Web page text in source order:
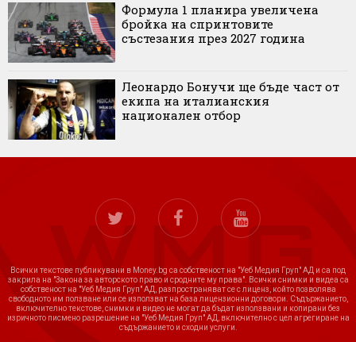
Формула 1 планира увеличена
бройка на спринтовите
състезания през 2027 година
Леонардо Бонучи ще бъде част от
екипа на италианския
национален отбор
Всички текстове публикувани в Money.bg са собственост на "Уеб Медия Груп" АД и са под
закрила на "Закона за авторското право и сродните му права". Всички снимки и видеа са
собственост на "Уеб Медия Груп" АД, разпространяват се с лиценз, който позволява
свободното им ползване или се използват на база лицензионни договори. Съдържанието,
включително текстове, снимки и видео не могат да бъдат използвани и копирани без
изричното писмено разрешение на "Уеб Медия Груп" АД, включително с цел агрегиране на
съдържанието и сходни услуги.